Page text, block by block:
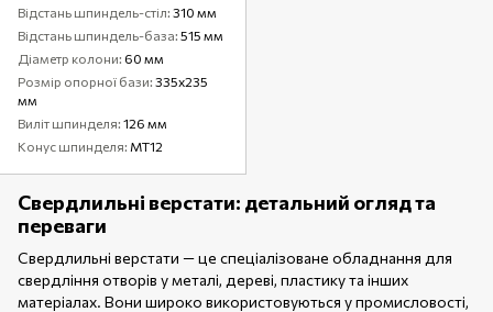
Відстань шпиндель-стіл 310 мм
Відстань шпиндель-база 515 мм
Діаметр колони 60 мм
Розмір опорної бази 335х235
мм
Виліт шпинделя 126 мм
Конус шпинделя MT12
Свердлильні верстати: детальний огляд та
переваги
Свердлильні верстати — це спеціалізоване обладнання для
свердління отворів у металі, дереві, пластику та інших
матеріалах. Вони широко використовуються у промисловості,